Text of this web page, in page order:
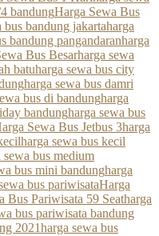
bandungHarga Sewa Bus
bus bandung jakartaharga
bandung pangandaranharga
Bus Besarharga sewa
batuharga sewa bus city
harga sewa bus damri
bus di bandungharga
bandungharga sewa bus
Sewa Bus Jetbus 3harga
harga sewa bus kecil
sewa bus medium
bus mini bandungharga
bus pariwisataHarga
Bus Pariwisata 59 Seatharga
bus pariwisata bandung
2021harga sewa bus